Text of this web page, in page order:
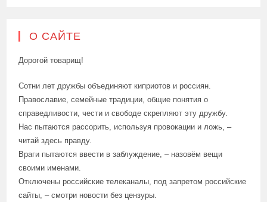
О САЙТЕ
Дорогой товарищ!
Сотни лет дружбы объединяют киприотов и россиян.
Православие, семейные традиции, общие понятия о
справедливости, чести и свободе скрепляют эту дружбу.
Нас пытаются рассорить, используя провокации и ложь, –
читай здесь правду.
Враги пытаются ввести в заблуждение, – назовём вещи
своими именами.
Отключены российские телеканалы, под запретом российские
сайты, – смотри новости без цензуры.